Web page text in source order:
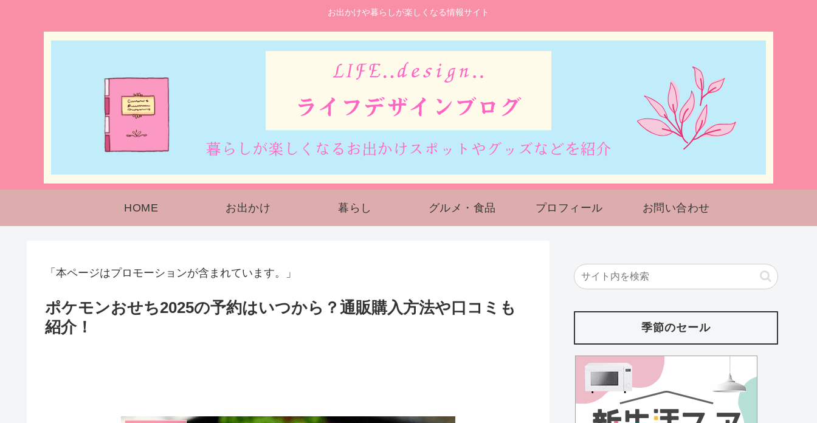
お出かけや暮らしが楽しくなる情報サイト
HOME お出かけ 暮らし グルメ・食品 プロフィール お問い合わせ
「本ページはプロモーションが含まれています。」
ポケモンおせち2025の予約はいつから？通販購入方法や口コミも
紹介！
季節のセール